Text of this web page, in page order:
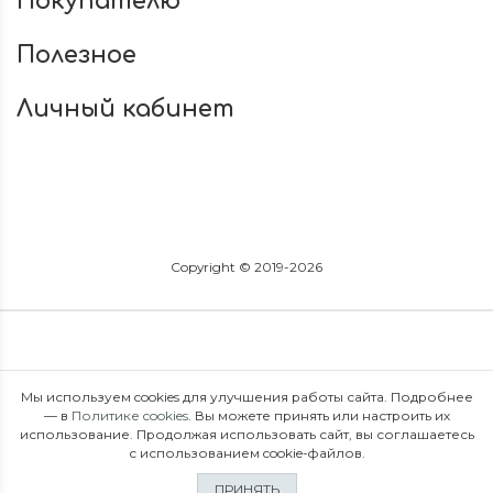
Полезное
Личный кабинет
Мы используем cookies для улучшения работы сайта. Подробнее
— в Политике cookies. Вы можете принять или настроить их
использование. Продолжая использовать сайт, вы соглашаетесь
с использованием cookie-файлов.
ПРИНЯТЬ
Copyright © 2019-2026